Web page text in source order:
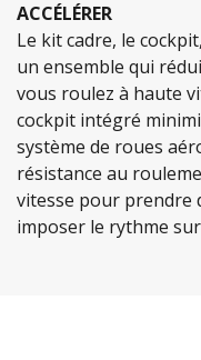
ACCÉLÉRER
Le kit cadre, le
un ensemble qui
vous roulez à haute
cockpit intégré
système de roues
résistance au
vitesse pour prendre
imposer le rythme